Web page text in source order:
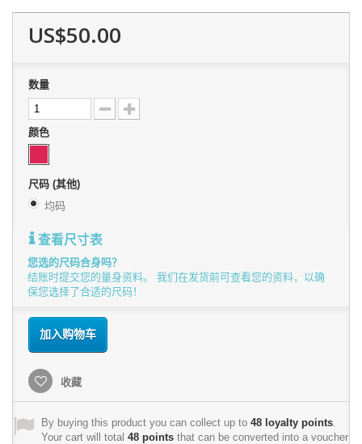
US$50.00
数量
颜色
尺码 (其他)
均码
查看尺寸表
您选的尺码合身吗？
结账时提交您的量身资料。 我们在发货前可查看您的资料，以确
保您选择了合适的尺码！
加入购物车
收藏
By buying this product you can collect up to 48 loyalty points
Your cart will total 48 points that can be converted into a voucher